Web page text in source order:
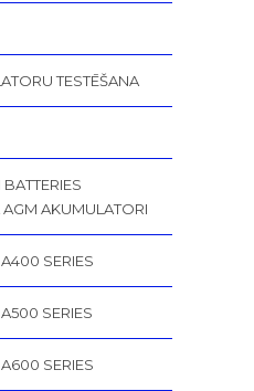
TESTĒŠANA
AKUMULATORI
SERIES
SERIES
SERIES